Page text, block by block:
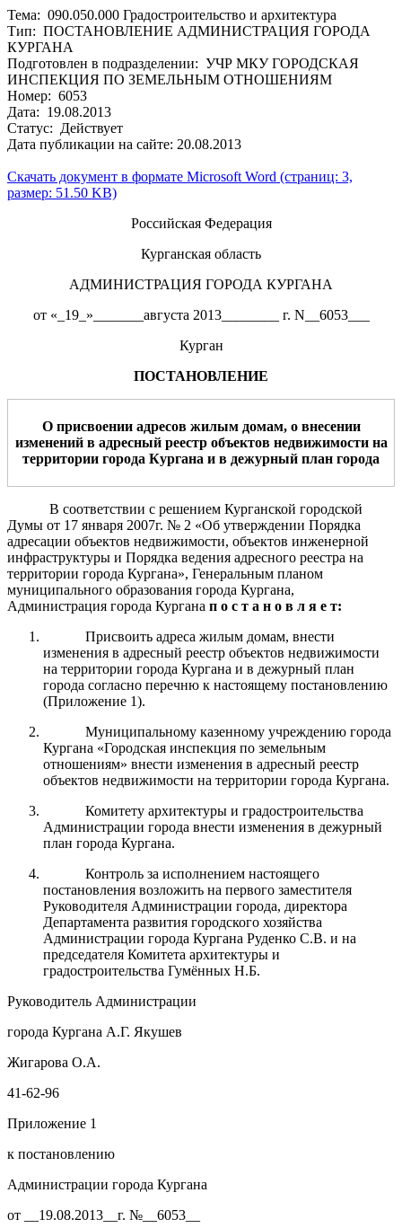
Тема: 090.050.000 Градостроительство и архитектура
Тип: ПОСТАНОВЛЕНИЕ АДМИНИСТРАЦИЯ ГОРОДА
КУРГАНА
Подготовлен в подразделении: УЧР МКУ ГОРОДСКАЯ
ИНСПЕКЦИЯ ПО ЗЕМЕЛЬНЫМ ОТНОШЕНИЯМ
Номер: 6053
Дата: 19.08.2013
Статус: Действует
Дата публикации на сайте: 20.08.2013
Скачать документ в формате Microsoft Word (страниц: 3,
размер: 51.50 KB)
Российская Федерация
Курганская область
АДМИНИСТРАЦИЯ ГОРОДА КУРГАНА
от «_19_»_______августа 2013________ г. N__6053___
Курган
ПОСТАНОВЛЕНИЕ
О присвоении адресов жилым домам, о внесении
изменений в адресный реестр объектов недвижимости на
территории города Кургана и в дежурный план города
В соответствии с решением Курганской городской
Думы от 17 января 2007г. № 2 «Об утверждении Порядка
адресации объектов недвижимости, объектов инженерной
инфраструктуры и Порядка ведения адресного реестра на
территории города Кургана», Генеральным планом
муниципального образования города Кургана,
Администрация города Кургана п о с т а н о в л я е т:
Присвоить адреса жилым домам, внести
изменения в адресный реестр объектов недвижимости
на территории города Кургана и в дежурный план
города согласно перечню к настоящему постановлению
(Приложение 1).
Муниципальному казенному учреждению города
Кургана «Городская инспекция по земельным
отношениям» внести изменения в адресный реестр
объектов недвижимости на территории города Кургана.
Комитету архитектуры и градостроительства
Администрации города внести изменения в дежурный
план города Кургана.
Контроль за исполнением настоящего
постановления возложить на первого заместителя
Руководителя Администрации города, директора
Департамента развития городского хозяйства
Администрации города Кургана Руденко С.В. и на
председателя Комитета архитектуры и
градостроительства Гумённых Н.Б.
Руководитель Администрации
города Кургана А.Г. Якушев
Жигарова О.А.
41-62-96
Приложение 1
к постановлению
Администрации города Кургана
от __19.08.2013__г. №__6053__